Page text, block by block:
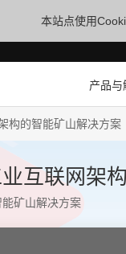
本站点使用
产品与
构的智能矿山解决方案
业互联网架
能矿山解决方案